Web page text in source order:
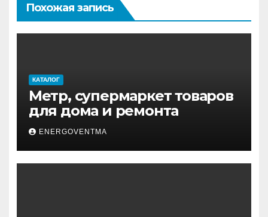
Похожая запись
КАТАЛОГ
Метр, супермаркет товаров
для дома и ремонта
ENERGOVENTMA